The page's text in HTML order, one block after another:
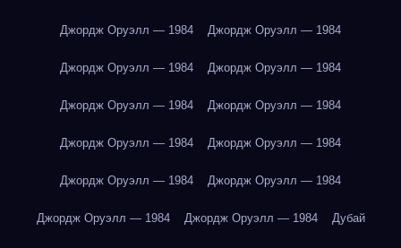
Джордж Оруэлл — 1984 Джордж Оруэлл — 1984
Джордж Оруэлл — 1984 Джордж Оруэлл — 1984
Джордж Оруэлл — 1984 Джордж Оруэлл — 1984
Джордж Оруэлл — 1984 Джордж Оруэлл — 1984
Джордж Оруэлл — 1984 Джордж Оруэлл — 1984
Джордж Оруэлл — 1984 Джордж Оруэлл — 1984 Дубай